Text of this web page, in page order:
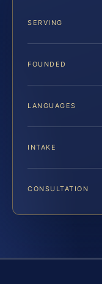
SERVING
FOUNDED
LANGUAGES
INTAKE
CONSULTATION